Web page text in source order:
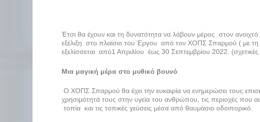
Έτσι θα έχουν και τη δυνατότητα να λάβουν μέρος στον
εξέλιξη στο πλαίσιο του Έργου από τον ΧΟΠΣ Σπαρμού ( με τη
εξελίσσεται από1 Απριλίου έως 30 Σεπτεμβρίου 2022.
Μια μαγική μέρα στο μυθικό βουνό
Ο ΧΟΠΣ Σπαρμού θα έχει την ευκαιρία να ενημερώσει τους
χρησιμότητά τους στην υγεία του ανθρώπου, τις περιοχές που
τοπία και τις τοπικές γεύσεις μέσα από θαυμάσιο οδοιπορικό.